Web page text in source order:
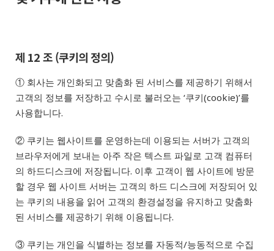
제 12 조 (쿠키의 정의)
① 회사는 개인화되고 맞춤화 된 서비스를 제공하기 위해서
고객의 정보를 저장하고 수시로 불러오는 ‘쿠키(cookie)’를
사용합니다.
② 쿠키는 웹사이트를 운영하는데 이용되는 서버가 고객의
브라우저에게 보내는 아주 작은 텍스트 파일로 고객 컴퓨터
의 하드디스크에 저장됩니다. 이후 고객이 웹 사이트에 방문
할 경우 웹 사이트 서버는 고객의 하드 디스크에 저장되어 있
는 쿠키의 내용을 읽어 고객의 환경설정을 유지하고 맞춤화
된 서비스를 제공하기 위해 이용됩니다.
③ 쿠키는 개인을 식별하는 정보를 자동적/능동적으로 수집